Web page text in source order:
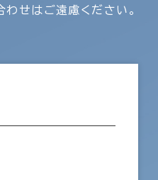
せはご遠慮ください。